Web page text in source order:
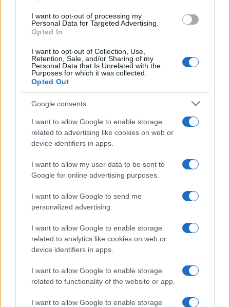
I want to opt-out of processing my
Personal Data for Targeted Advertising.
Opted In
I want to opt-out of Collection, Use,
Retention, Sale, and/or Sharing of my
Personal Data that Is Unrelated with the
Purposes for which it was collected.
Opted Out
Google consents
I want to allow Google to enable storage
related to advertising like cookies on web or
device identifiers in apps.
I want to allow my user data to be sent to
Google for online advertising purposes.
I want to allow Google to send me
personalized advertising.
I want to allow Google to enable storage
related to analytics like cookies on web or
device identifiers in apps.
I want to allow Google to enable storage
related to functionality of the website or app.
I want to allow Google to enable storage